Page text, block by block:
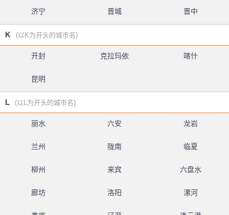
济宁 晋城 晋中
K (以K为开头的城市名)
开封 克拉玛依 喀什
昆明
L (以L为开头的城市名)
丽水 六安 龙岩
兰州 陇南 临夏
柳州 来宾 六盘水
廊坊 洛阳 漯河